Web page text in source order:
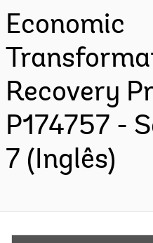
Economic
Recovery
P174757 -
7 (Inglês)